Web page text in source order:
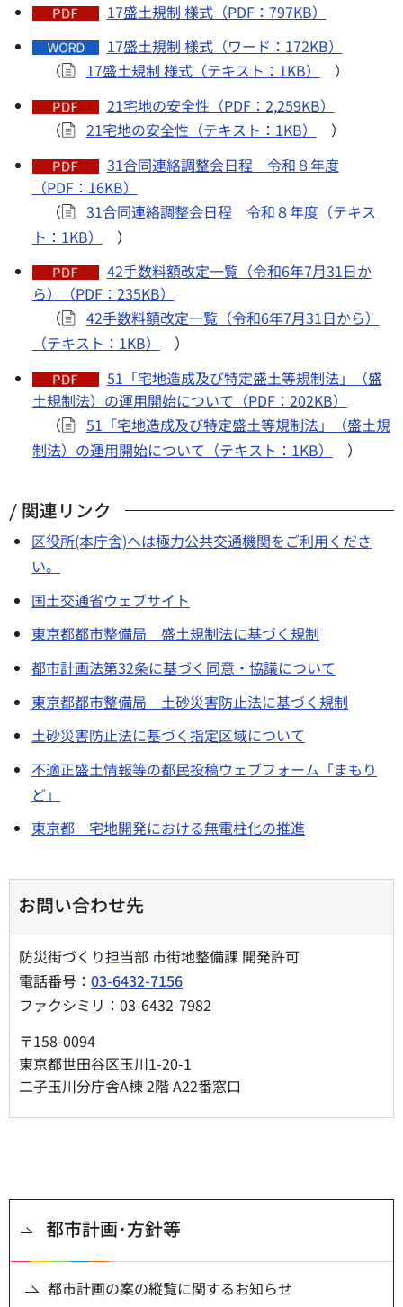
17盛土規制 様式（PDF：797KB）
17盛土規制 様式（ワード：172KB）
（
17盛土規制 様式（テキスト：1KB）
）
21宅地の安全性（PDF：2,259KB）
（
21宅地の安全性（テキスト：1KB）
）
31合同連絡調整会日程 令和８年度
（PDF：16KB）
（
31合同連絡調整会日程 令和８年度（テキス
ト：1KB）
）
42手数料額改定一覧（令和6年7月31日か
ら）（PDF：235KB）
（
42手数料額改定一覧（令和6年7月31日から）
（テキスト：1KB）
）
51「宅地造成及び特定盛土等規制法」（盛
土規制法）の運用開始について（PDF：202KB）
（
51「宅地造成及び特定盛土等規制法」（盛土規
制法）の運用開始について（テキスト：1KB）
）
関連リンク
区役所(本庁舎)へは極力公共交通機関をご利用くださ
い。
国土交通省ウェブサイト
東京都都市整備局 盛土規制法に基づく規制
都市計画法第32条に基づく同意・協議について
東京都都市整備局 土砂災害防止法に基づく規制
土砂災害防止法に基づく指定区域について
不適正盛土情報等の都民投稿ウェブフォーム「まもり
ど」
東京都 宅地開発における無電柱化の推進
お問い合わせ先
防災街づくり担当部 市街地整備課 開発許可
電話番号： 03-6432-7156
ファクシミリ：03-6432-7982
〒158-0094
東京都世田谷区玉川1-20-1
二子玉川分庁舎A棟 2階 A22番窓口
都市計画･方針等
都市計画の案の縦覧に関するお知らせ